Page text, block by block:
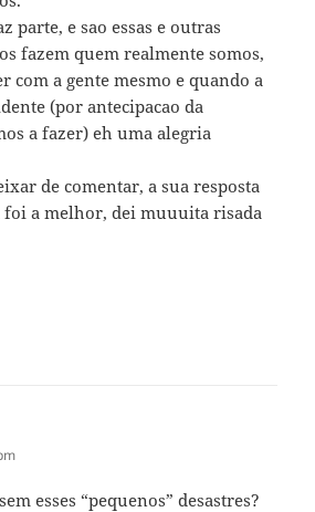
parte, e sao essas e outras
fazem quem realmente somos,
com a gente mesmo e quando a
(por antecipacao da
a fazer) eh uma alegria
de comentar, a sua resposta
foi a melhor, dei muuuita risada
esses “pequenos” desastres?